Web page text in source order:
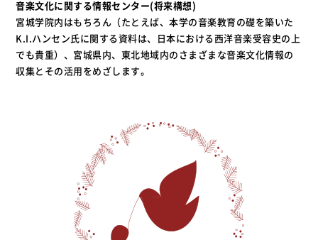
音楽文化に関する情報センター(将来構想)
宮城学院内はもちろん（たとえば、本学の音楽教育の礎を築いた
K.I.ハンセン氏に関する資料は、日本における西洋音楽受容史の上
でも貴重）、宮城県内、東北地域内のさまざまな音楽文化情報の
収集とその活用をめざします。